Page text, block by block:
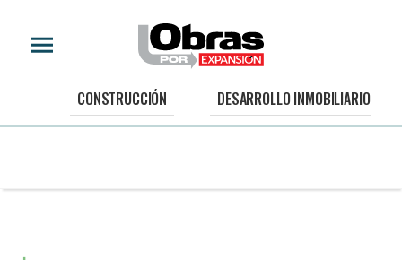
CONSTRUCCIÓN DESARROLLO INMOBILIARIO